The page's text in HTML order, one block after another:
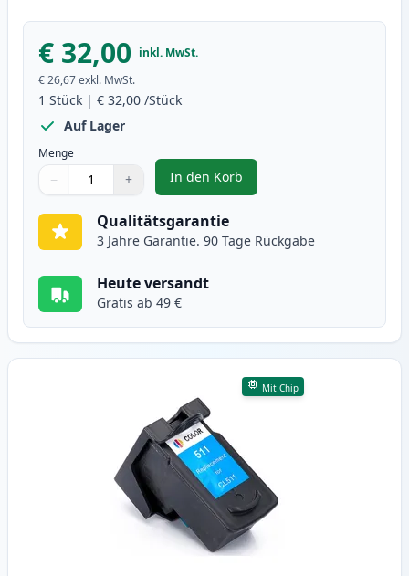
€ 32,00 inkl. MwSt.
€ 26,67exkl. MwSt.
1 Stück | € 32,00 /Stück
Auf Lager
Menge
Verwenden Sie die Tasten, um anzupassen
− +
1
In den Korb
, Canon PG-510 schwarz
Qualitätsgarantie
3 Jahre Garantie. 90 Tage Rückgabe
Heute versandt
Gratis ab 49 €
Mit Chip